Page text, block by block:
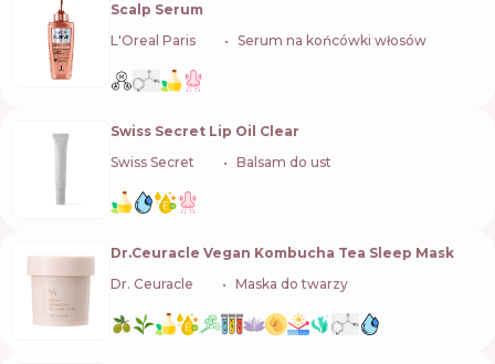
Scalp Serum
L'Oreal Paris
Serum na końcówki włosów
Swiss Secret Lip Oil Clear
Swiss Secret
Balsam do ust
Dr.Ceuracle Vegan Kombucha Tea Sleep Mask
Dr. Ceuracle
Maska do twarzy